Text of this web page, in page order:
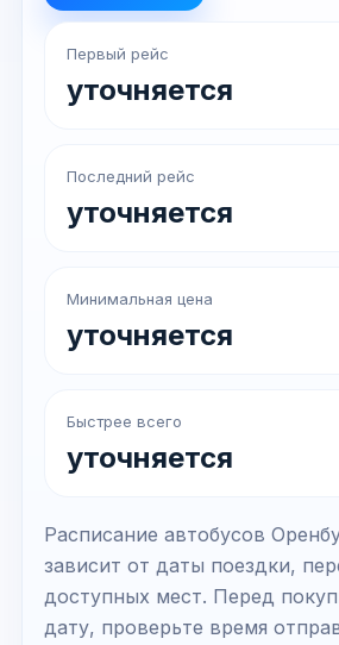
Первый рейс
уточняется
Последний рейс
уточняется
Минимальная цена
уточняется
Быстрее всего
уточняется
Расписание автобусов
зависит от даты поездки,
доступных мест. Перед
дату, проверьте время